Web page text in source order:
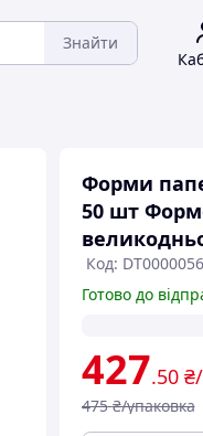
Знайти
Форми
50 шт
Код:
Готово до
427.50
475 ₴/упаковка